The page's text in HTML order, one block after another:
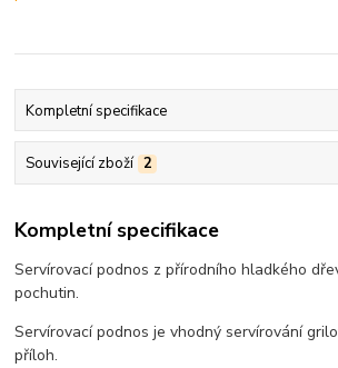
Kompletní specifikace
Související zboží 2
Kompletní specifikace
Servírovací podnos z přírodního hladkého
pochutin.
Servírovací podnos je vhodný servírování
příloh.